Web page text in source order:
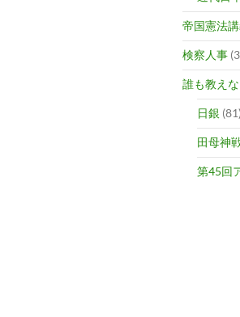
帝国憲法
検察人事
誰も教え
日銀 (81)
田母神
第45回